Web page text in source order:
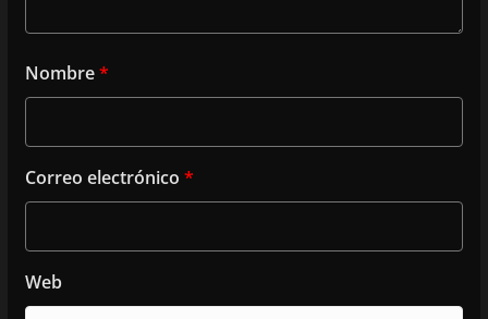
Nombre*
Correo electrónico *
Web